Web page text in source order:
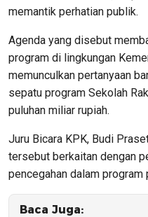
memantik perhatian publik.
Agenda yang disebut
program di lingkungan
memunculkan pertanyaan
sepatu program Sekolah
puluhan miliar rupiah.
Juru Bicara KPK, Budi
tersebut berkaitan dengan
pencegahan dalam program
Baca Juga: